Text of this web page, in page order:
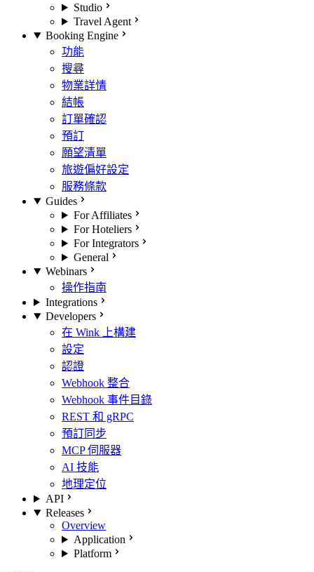
Studio
Travel Agent
Booking Engine
功能
搜尋
物業詳情
結帳
訂單確認
預訂
願望清單
旅遊偏好設定
服務條款
Guides
For Affiliates
For Hoteliers
For Integrators
General
Webinars
操作指南
Integrations
Developers
在 Wink 上構建
設定
認證
Webhook 整合
Webhook 事件目錄
REST 和 gRPC
預訂同步
MCP 伺服器
AI 技能
地理定位
API
Releases
Overview
Application
Platform